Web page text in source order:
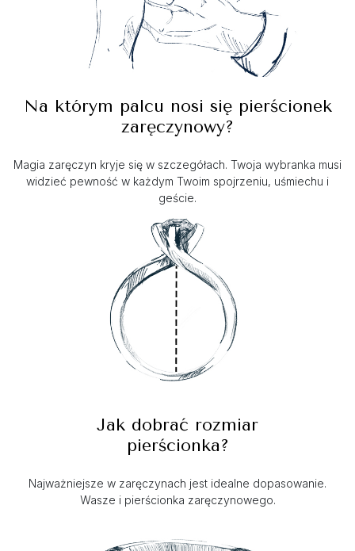
Na którym palcu nosi się pierścionek
zaręczynowy?
Magia zaręczyn kryje się w szczegółach. Twoja wybranka musi
widzieć pewność w każdym Twoim spojrzeniu, uśmiechu i
geście.
Jak dobrać rozmiar
pierścionka?
Najważniejsze w zaręczynach jest idealne dopasowanie.
Wasze i pierścionka zaręczynowego.